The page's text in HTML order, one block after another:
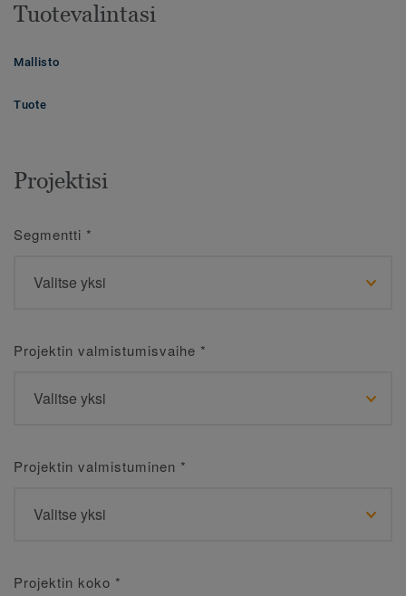
Tuotevalintasi
Mallisto
Tuote
Projektisi
Segmentti *
Projektin valmistumisvaihe *
Projektin valmistuminen *
Projektin koko *